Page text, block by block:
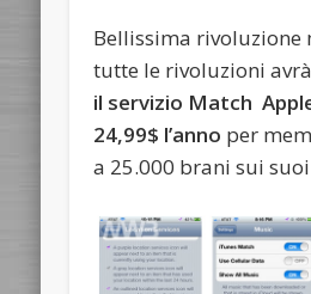
Bellissima rivoluzione
tutte le rivoluzioni
il servizio Match
24,99$ l’anno per
a 25.000 brani sui